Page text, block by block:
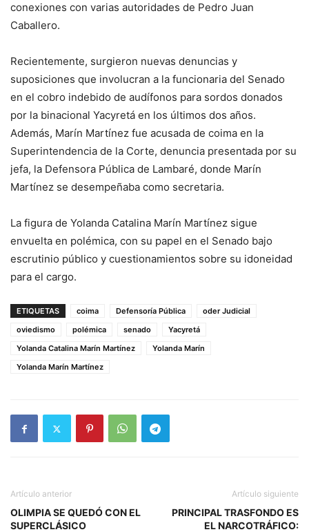
conexiones con varias autoridades de Pedro Juan
Caballero.
Recientemente, surgieron nuevas denuncias y
suposiciones que involucran a la funcionaria del Senado
en el cobro indebido de audífonos para sordos donados
por la binacional Yacyretá en los últimos dos años.
Además, Marín Martínez fue acusada de coima en la
Superintendencia de la Corte, denuncia presentada por su
jefa, la Defensora Pública de Lambaré, donde Marín
Martínez se desempeñaba como secretaria.
La figura de Yolanda Catalina Marín Martínez sigue
envuelta en polémica, con su papel en el Senado bajo
escrutinio público y cuestionamientos sobre su idoneidad
para el cargo.
ETIQUETAS coima Defensoría Pública
oder Judicial
oviedismo
polémica senado
Yacyretá
Yolanda Catalina Marín Martínez
Yolanda Marín
Yolanda Marín Martínez
Artículo anterior
OLIMPIA SE QUEDÓ CON EL
SUPERCLÁSICO
Artículo siguiente
PRINCIPAL TRASFONDO ES
EL NARCOTRÁFICO: